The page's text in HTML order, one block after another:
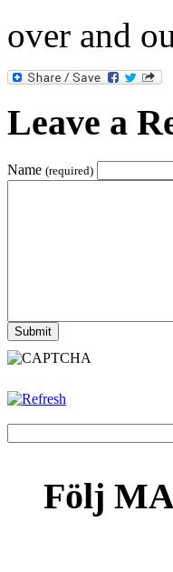
over and
Leave a
Name (required)
Följ